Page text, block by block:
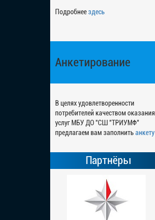
Подробнеездесь
Анкетирование
В целях удовлетворенности
потребителей качеством оказания
услуг МБУ ДО "СШ "ТРИУМФ"
предлагаем вам заполнитьанкету
Партнёры